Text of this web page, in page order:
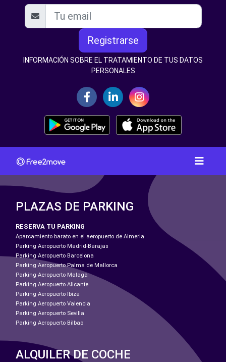
Registrarse
INFORMACIÓN SOBRE EL TRATAMIENTO DE TUS DATOS
PERSONALES
PLAZAS DE PARKING
RESERVA TU PARKING
Aparcamiento barato en el aeropuerto de Almeria
Parking Aeropuerto Madrid-Barajas
Parking Aeropuerto Barcelona
Parking Aeropuerto Palma de Mallorca
Parking Aeropuerto Malaga
Parking Aeropuerto Alicante
Parking Aeropuerto Ibiza
Parking Aeropuerto Valencia
Parking Aeropuerto Sevilla
Parking Aeropuerto Bilbao
ALQUILER DE COCHE